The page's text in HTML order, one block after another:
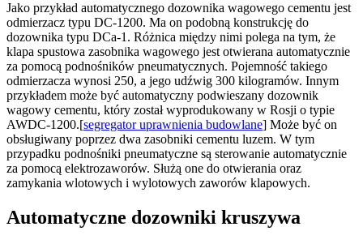
Jako przykład automatycznego dozownika wagowego cementu jest
odmierzacz typu DC-1200. Ma on podobną konstrukcję do
dozownika typu DCa-1. Różnica między nimi polega na tym, że
klapa spustowa zasobnika wagowego jest otwierana automatycznie
za pomocą podnośników pneumatycznych. Pojemność takiego
odmierzacza wynosi 250, a jego udźwig 300 kilogramów. Innym
przykładem może być automatyczny podwieszany dozownik
wagowy cementu, który został wyprodukowany w Rosji o typie
AWDC-1200.[segregator uprawnienia budowlane] Może być on
obsługiwany poprzez dwa zasobniki cementu luzem. W tym
przypadku podnośniki pneumatyczne są sterowanie automatycznie
za pomocą elektrozaworów. Służą one do otwierania oraz
zamykania wlotowych i wylotowych zaworów klapowych.
Automatyczne dozowniki kruszywa